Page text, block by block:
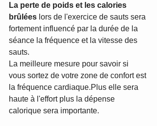
La perte de poids et les calories
brûlées lors de l'exercice de sauts sera
fortement influencé par la durée de la
séance la fréquence et la vitesse des
sauts.
La meilleure mesure pour savoir si
vous sortez de votre zone de confort est
la fréquence cardiaque.Plus elle sera
haute à l'effort plus la dépense
calorique sera importante.